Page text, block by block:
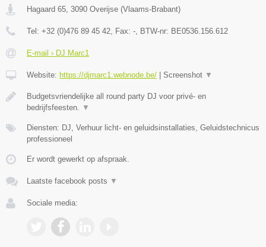
Hagaard 65, 3090 Overijse (Vlaams-Brabant)
Tel: +32 (0)476 89 45 42, Fax: -, BTW-nr: BE0536.156.612
E-mail › DJ Marc1
Website: https://djmarc1.webnode.be/ Screenshot ▼
Budgetsvriendelijke all round party DJ voor privé- en
bedrijfsfeesten. ▼
Diensten: DJ, Verhuur licht- en geluidsinstallaties, Geluidstechnicus
professioneel
Er wordt gewerkt op afspraak.
Laatste facebook posts ▼
Sociale media: